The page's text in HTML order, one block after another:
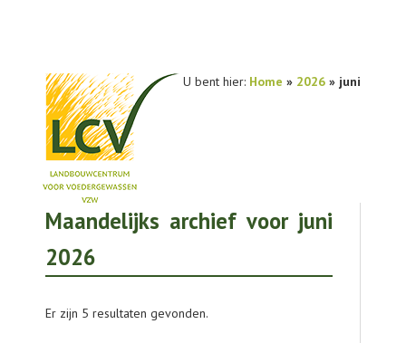
U bent hier: Home » 2026 » juni
NIEUWS
PRAKTIJKONDERZOEK
Maandelijks archief voor juni
2026
Er zijn 5 resultaten gevonden.